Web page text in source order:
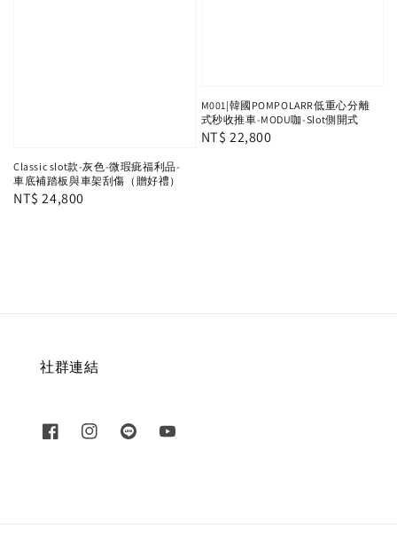
Classic slot款-灰色-微瑕疵福利品-
車底補踏板與車架刮傷（贈好禮）
Regular
NT$ 24,800
M001|韓國POMPOLARR低重心分離
式秒收推車-MODU咖-Slot側開式
Regular
NT$ 22,800
社群連結